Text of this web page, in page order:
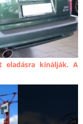
eladásra kínálják. A